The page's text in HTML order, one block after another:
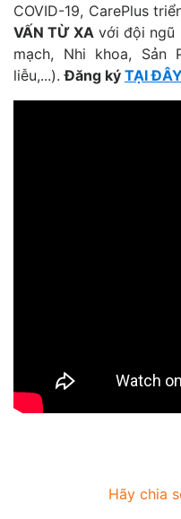
COVID-19, CarePlus
VẤN TỪ XA với đội ngũ
mạch, Nhi khoa, Sản
liễu,...).Đăng ký TẠI ĐÂY
Hãy chia